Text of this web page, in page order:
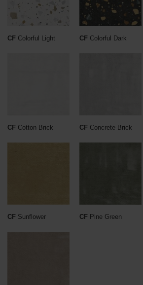
CF Colorful Light CF Colorful Dark
CF Cotton Brick CF Concrete Brick
CF Sunflower CF Pine Green